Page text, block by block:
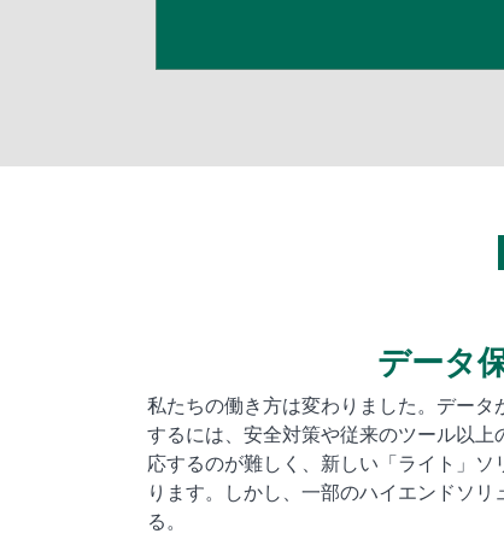
データ
Text
私たちの働き方は変わりました。デー
するには、安全対策や従来のツール以
応するのが難しく、新しい「ライト」
ります。しかし、一部のハイエンドソ
る。